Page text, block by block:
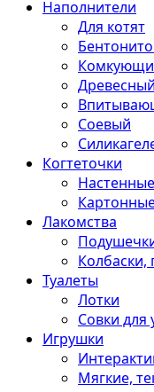
Наполнители
Для котят
Древесный
Соевый
Когтеточки
Настенные
Лакомства
Колбаски,
Туалеты
Лотки
Совки для
Игрушки
Мягкие,